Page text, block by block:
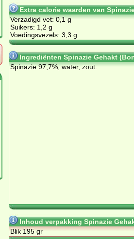
Extra calorie waarden van
Verzadigd vet: 0,1 g
Suikers: 1,2 g
Voedingsvezels: 3,3 g
Ingrediënten Spinazie Gehakt
Spinazie 97,7%, water, zout.
Inhoud verpakking Spinazie
Blik 195 gr